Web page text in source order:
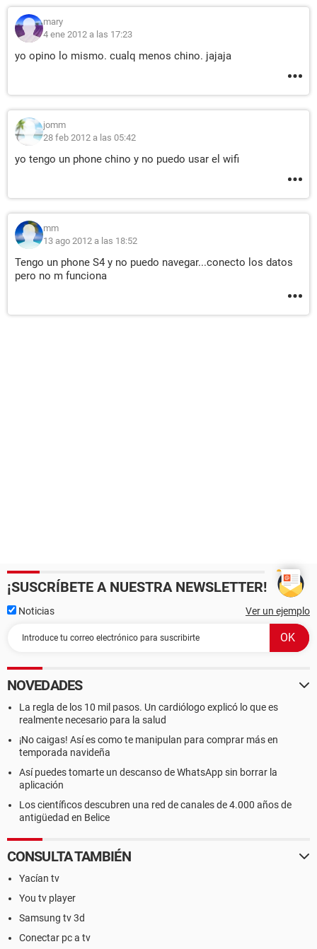
mary
4 ene 2012 a las 17:23
yo opino lo mismo. cualq menos chino. jajaja
jomm
28 feb 2012 a las 05:42
yo tengo un phone chino y no puedo usar el wifi
mm
13 ago 2012 a las 18:52
Tengo un phone S4 y no puedo navegar...conecto los datos
pero no m funciona
¡SUSCRÍBETE A NUESTRA NEWSLETTER!
Noticias Ver un ejemplo
NOVEDADES
La regla de los 10 mil pasos. Un cardiólogo explicó lo que es
realmente necesario para la salud
¡No caigas! Así es como te manipulan para comprar más en
temporada navideña
Así puedes tomarte un descanso de WhatsApp sin borrar la
aplicación
Los científicos descubren una red de canales de 4.000 años de
antigüedad en Belice
CONSULTA TAMBIÉN
Yacían tv
You tv player
Samsung tv 3d
Conectar pc a tv